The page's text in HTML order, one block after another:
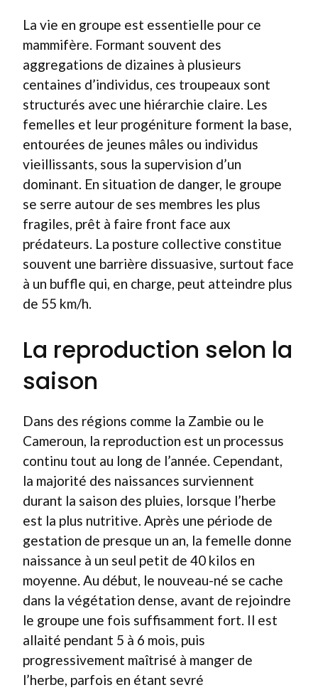
La vie en groupe est essentielle pour ce
mammifère. Formant souvent des
aggregations de dizaines à plusieurs
centaines d’individus, ces troupeaux sont
structurés avec une hiérarchie claire. Les
femelles et leur progéniture forment la base,
entourées de jeunes mâles ou individus
vieillissants, sous la supervision d’un
dominant. En situation de danger, le groupe
se serre autour de ses membres les plus
fragiles, prêt à faire front face aux
prédateurs. La posture collective constitue
souvent une barrière dissuasive, surtout face
à un buffle qui, en charge, peut atteindre plus
de 55 km/h.
La reproduction selon la
saison
Dans des régions comme la Zambie ou le
Cameroun, la reproduction est un processus
continu tout au long de l’année. Cependant,
la majorité des naissances surviennent
durant la saison des pluies, lorsque l’herbe
est la plus nutritive. Après une période de
gestation de presque un an, la femelle donne
naissance à un seul petit de 40 kilos en
moyenne. Au début, le nouveau-né se cache
dans la végétation dense, avant de rejoindre
le groupe une fois suffisamment fort. Il est
allaité pendant 5 à 6 mois, puis
progressivement maîtrisé à manger de
l’herbe, parfois en étant sevré